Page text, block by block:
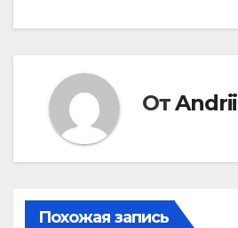
ОтAndrii
Похожая запись